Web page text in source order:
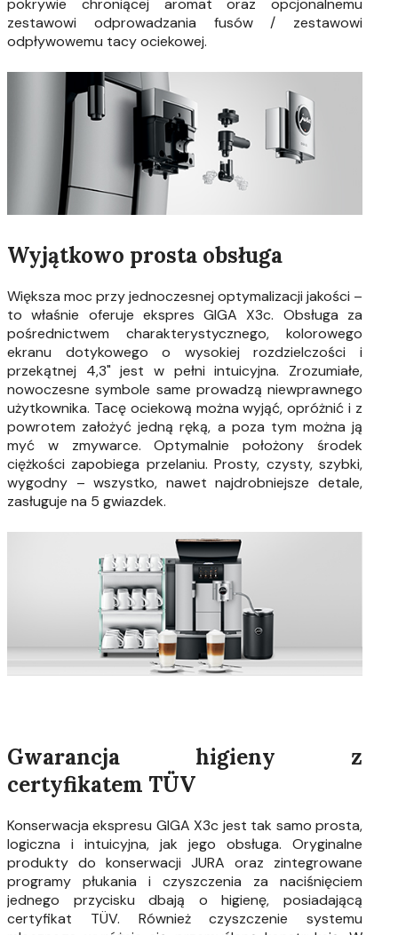
zestawowi odprowadzania fusów / zestawowi
odpływowemu tacy ociekowej.
Wyjątkowo prosta obsługa
Większa moc przy jednoczesnej optymalizacji jakości –
to właśnie oferuje ekspres GIGA X3c. Obsługa za
pośrednictwem charakterystycznego, kolorowego
ekranu dotykowego o wysokiej rozdzielczości i
przekątnej 4,3" jest w pełni intuicyjna. Zrozumiałe,
nowoczesne symbole same prowadzą niewprawnego
użytkownika. Tacę ociekową można wyjąć, opróżnić i z
powrotem założyć jedną ręką, a poza tym można ją
myć w zmywarce. Optymalnie położony środek
ciężkości zapobiega przelaniu. Prosty, czysty, szybki,
wygodny – wszystko, nawet najdrobniejsze detale,
zasługuje na 5 gwiazdek.
Gwarancja higieny z
certyfikatem TÜV
Konserwacja ekspresu GIGA X3c jest tak samo prosta,
logiczna i intuicyjna, jak jego obsługa. Oryginalne
produkty do konserwacji JURA oraz zintegrowane
programy płukania i czyszczenia za naciśnięciem
jednego przycisku dbają o higienę, posiadającą
certyfikat TÜV. Również czyszczenie systemu